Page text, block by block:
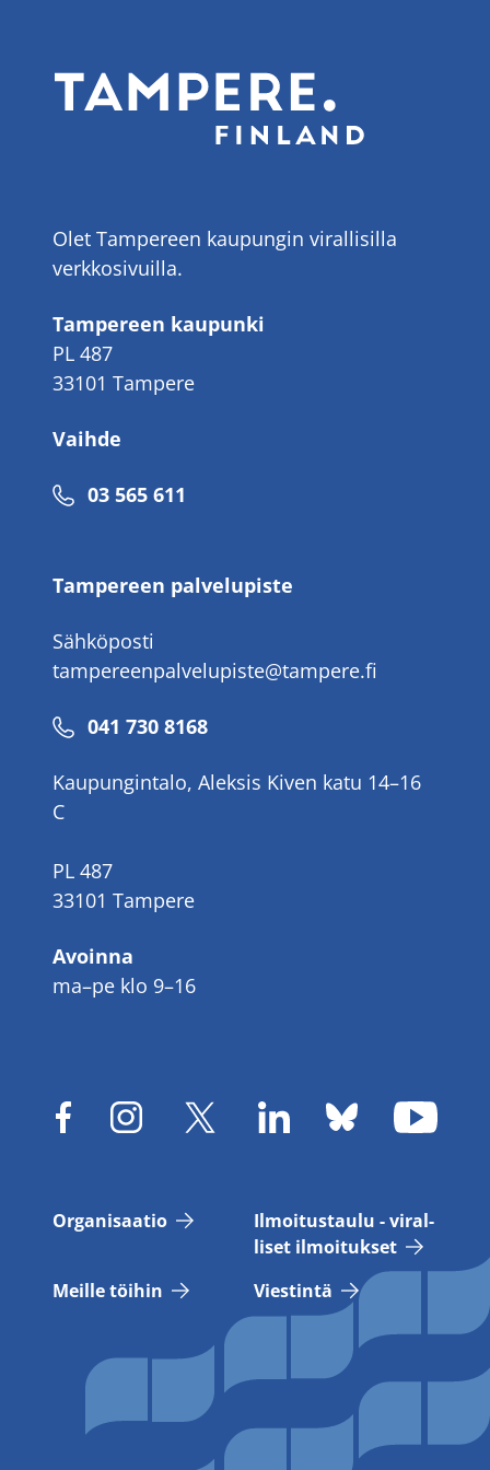
Olet Tampereen kaupungin virallisilla
verkkosivuilla.
Tampereen kaupunki
PL 487
33101 Tampere
Vaihde
Puhelinnumero
03 565 611
Tampereen palvelupiste
Sähköposti
tampereenpalvelupiste@tampere.fi
Puhelinnumero
041 730 8168
Kaupungintalo, Aleksis Kiven katu 14–16
C
PL 487
33101 Tampere
Avoinna
ma–pe klo 9–16
Or­ga­ni­saa­tio
Il­moi­tus­tau­lu - vi­ral­
li­set il­moi­tuk­set
Meil­le töi­hin
Vies­tin­tä